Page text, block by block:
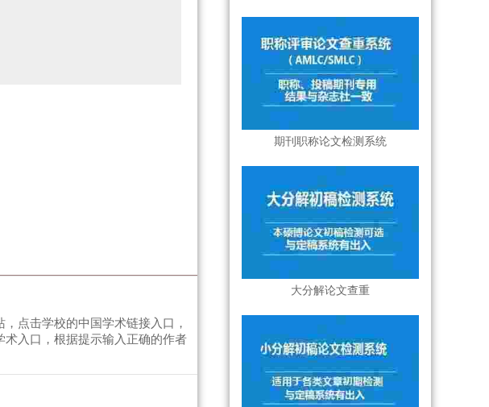
点击学校的中国学术链接入口，
入口，根据提示输入正确的作者
期刊职称论文检测系统
大分解论文查重